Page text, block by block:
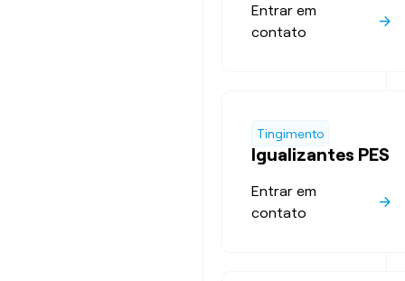
Entrar em
contato
Tingimento
Igualizantes PES
Entrar em
contato